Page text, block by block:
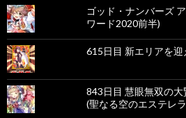
ゴッド・ナンバーズ
ワード2020前半)
615日目 新エリアを
843日目 慧眼無双の
(聖なる空のエステレ